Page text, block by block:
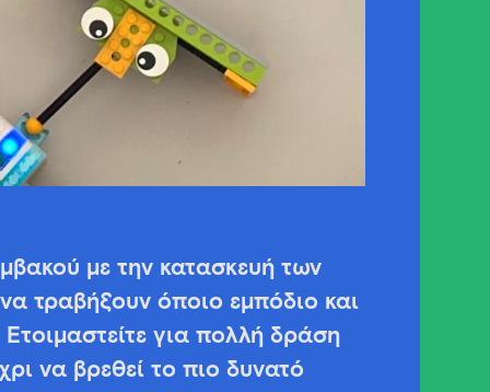
με την κατασκευή των
τραβήξουν όποιο εμπόδιο και
για πολλή δράση
να βρεθεί το πιο δυνατό